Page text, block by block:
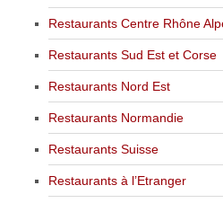
Restaurants Centre Rhône
Restaurants Sud Est et Corse
Restaurants Nord Est
Restaurants Normandie
Restaurants Suisse
Restaurants à l’Etranger